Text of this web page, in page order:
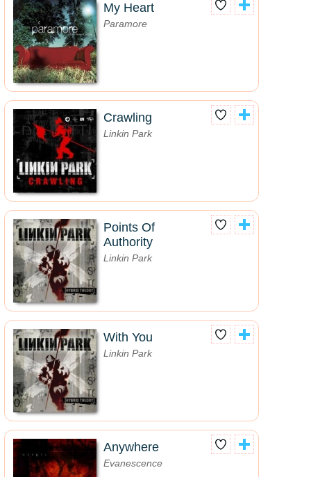
My Heart
Paramore
Crawling
Linkin Park
Points Of
Authority
Linkin Park
With You
Linkin Park
Anywhere
Evanescence